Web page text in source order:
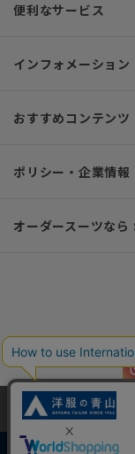
便利なサービス
インフォメーション
おすすめコンテンツ
ポリシー・企業情報
オーダースーツなら
当サイトでは、快適な